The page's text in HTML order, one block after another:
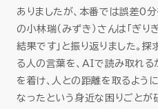
ありましたが、本番では誤差0
の小林瑞（みずき）さんは「ぎ
結果です」と振り返りました。
る人の言葉を、AIで読み取れる
を着け、人との距離を取るよう
なったという身近な困りごとが